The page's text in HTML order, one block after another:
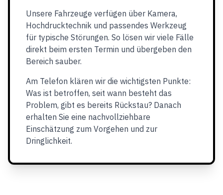
Unsere Fahrzeuge verfügen über Kamera,
Hochdrucktechnik und passendes Werkzeug
für typische Störungen. So lösen wir viele Fälle
direkt beim ersten Termin und übergeben den
Bereich sauber.
Am Telefon klären wir die wichtigsten Punkte:
Was ist betroffen, seit wann besteht das
Problem, gibt es bereits Rückstau? Danach
erhalten Sie eine nachvollziehbare
Einschätzung zum Vorgehen und zur
Dringlichkeit.